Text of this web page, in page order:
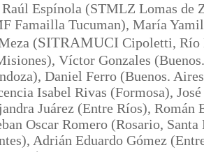
Espínola (STMLZ Lomas de
Famailla Tucuman), María
(SITRAMUCI Cipoletti, Río
Víctor Gonzales
Daniel Ferro (Buenos.
Isabel Rivas (Formosa),
Juárez (Entre Ríos), Román
Oscar Romero (Rosario,
Adrián Eduardo Gómez